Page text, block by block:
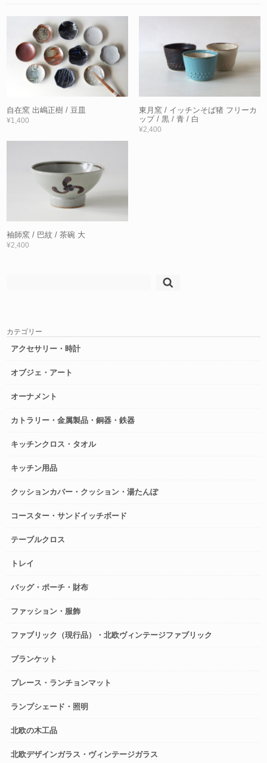
自在窯 出嶋正樹 / 豆皿
¥1,400
東月窯 / イッチンそば猪 フリーカ
ップ / 黒 / 青 / 白
¥2,400
袖師窯 / 巴紋 / 茶碗 大
¥2,400
カテゴリー
アクセサリー・時計
オブジェ・アート
オーナメント
カトラリー・金属製品・銅器・鉄器
キッチンクロス・タオル
キッチン用品
クッションカバー・クッション・湯たんぽ
コースター・サンドイッチボード
テーブルクロス
トレイ
バッグ・ポーチ・財布
ファッション・服飾
ファブリック（現行品）・北欧ヴィンテージファブリック
ブランケット
プレース・ランチョンマット
ランプシェード・照明
北欧の木工品
北欧デザインガラス・ヴィンテージガラス